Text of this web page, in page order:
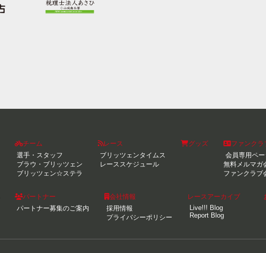
チーム
選手・スタッフ
ブラウ・ブリッツェン
ブリッツェン☆ステラ
レース
ブリッツェンタイムス
レーススケジュール
グッズ
ファンクラ
会員専用ペ
無料メルマガ
ファンクラブ
パートナー
パートナー募集のご案内
会社情報
採用情報
プライバシーポリシー
レースアーカイブ
Live!!! Blog
Report Blog